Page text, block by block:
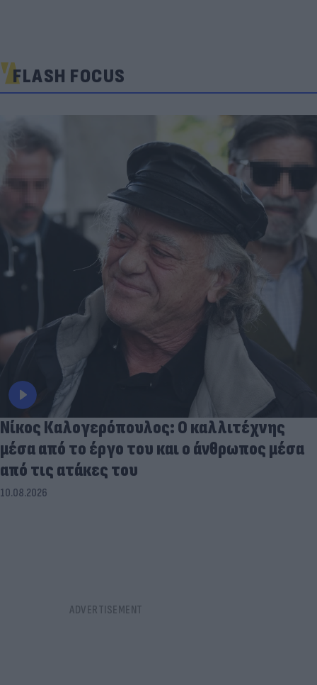
FLASH FOCUS
Νίκος Καλογερόπουλος: Ο καλλιτέχνης
μέσα από το έργο του και ο άνθρωπος μέσα
από τις ατάκες του
10.08.2026